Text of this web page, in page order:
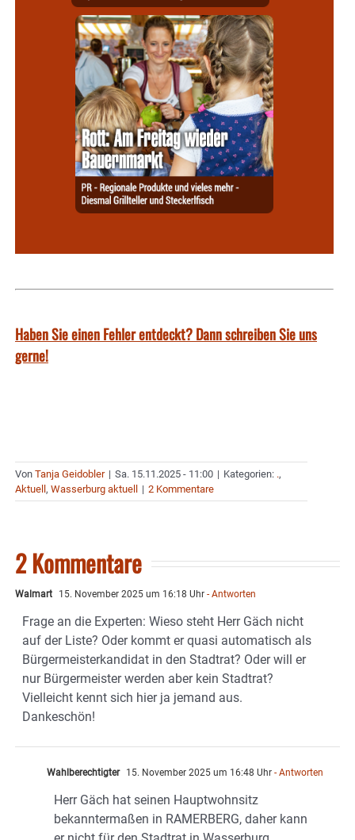
Haben Sie einen Fehler entdeckt? Dann schreiben Sie uns
gerne!
Von Tanja Geidobler | Sa. 15.11.2025 - 11:00 | Kategorien: .,
Aktuell , Wasserburg aktuell | 2 Kommentare
2 Kommentare
Walmart 15. November 2025 um 16:18 Uhr - Antworten
Frage an die Experten: Wieso steht Herr Gäch nicht
auf der Liste? Oder kommt er quasi automatisch als
Bürgermeisterkandidat in den Stadtrat? Oder will er
nur Bürgermeister werden aber kein Stadtrat?
Vielleicht kennt sich hier ja jemand aus.
Dankeschön!
Wahlberechtigter 15. November 2025 um 16:48 Uhr - Antworten
Herr Gäch hat seinen Hauptwohnsitz
bekanntermaßen in RAMERBERG, daher kann